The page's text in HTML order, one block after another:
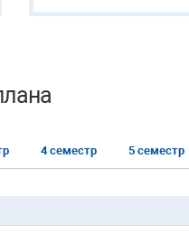
4 семестр 5 семестр